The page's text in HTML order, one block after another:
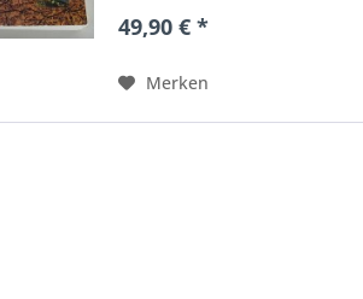
Umfang: ca. 150 Seiten
49,90 € *
Merken